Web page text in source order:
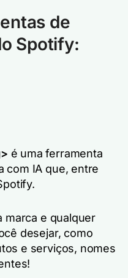
de
Spotify:
é uma ferramenta
com IA que, entre
marca e qualquer
desejar, como
e serviços, nomes